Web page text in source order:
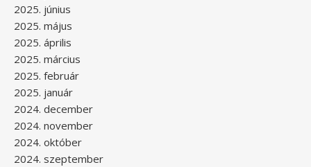
2025. június
2025. május
2025. április
2025. március
2025. február
2025. január
2024. december
2024. november
2024. október
2024. szeptember